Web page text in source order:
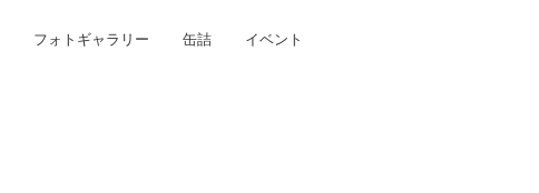
フォトギャラリー 缶詰 イベント